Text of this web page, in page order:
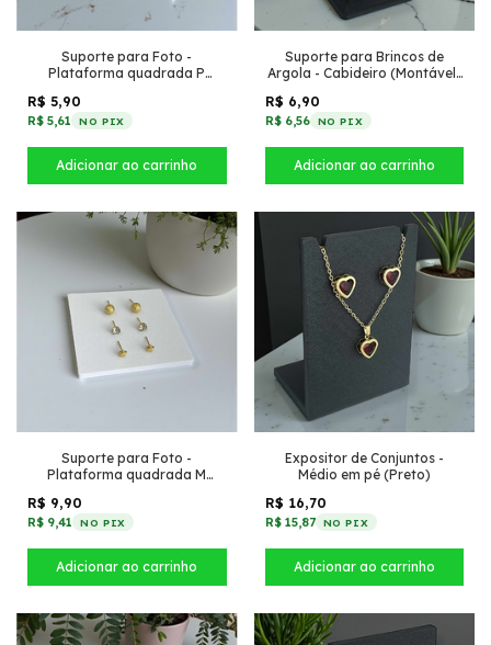
Suporte para Foto -
Plataforma quadrada P
R$ 5,90
R$ 5,61 NO PIX
Suporte para Brincos de
Argola - Cabideiro (Montável)
R$ 6,90
R$ 6,56 NO PIX
Suporte para Foto -
Plataforma quadrada M
R$ 9,90
R$ 9,41 NO PIX
Expositor de Conjuntos -
Médio em pé (Preto)
R$ 16,70
R$ 15,87 NO PIX